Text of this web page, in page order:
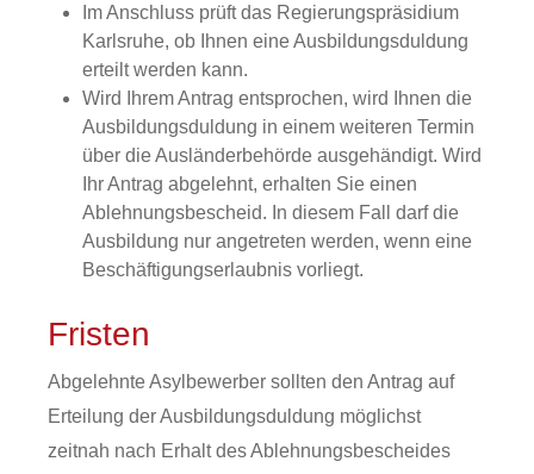
Im Anschluss prüft das Regierungspräsidium
Karlsruhe, ob Ihnen eine Ausbildungsduldung
erteilt werden kann.
Wird Ihrem Antrag entsprochen, wird Ihnen die
Ausbildungsduldung in einem weiteren Termin
über die Ausländerbehörde ausgehändigt. Wird
Ihr Antrag abgelehnt, erhalten Sie einen
Ablehnungsbescheid. In diesem Fall darf die
Ausbildung nur angetreten werden, wenn eine
Beschäftigungserlaubnis vorliegt.
Fristen
Abgelehnte Asylbewerber sollten den Antrag auf
Erteilung der Ausbildungsduldung möglichst
zeitnah nach Erhalt des Ablehnungsbescheides